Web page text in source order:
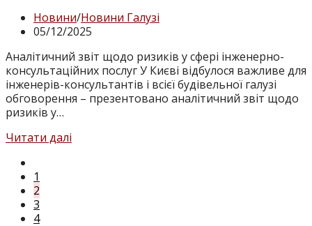
опори
Категорія
запису:
Новини/Новини Галузі
Запис
05/12/2025
Аналітичний звіт щодо ризиків у сфері інженерно-
консультаційних послуг У Києві відбулося важливе для
інженерів-консультантів і всієї будівельної галузі
обговорення – презентовано аналітичний звіт щодо
ризиків у…
Читати далі
до
попередньої
сторінки
1
2
3
4